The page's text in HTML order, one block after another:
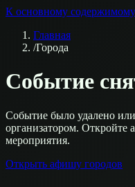
К основному содержимому
Главная
/Города
Событие
Событие было удалено
организатором. Откройте
мероприятия.
Открыть афишу городов